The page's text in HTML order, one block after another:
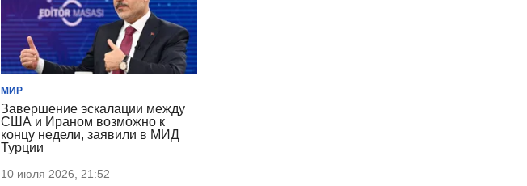
МИР
Завершение эскалации между
США и Ираном возможно к
концу недели, заявили в МИД
Турции
10 июля 2026, 21:52